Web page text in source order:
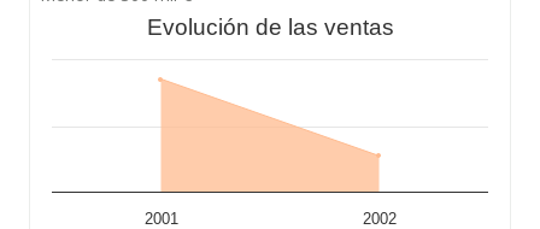
Evolución de las ventas
2001 2002